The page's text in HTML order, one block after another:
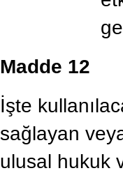
Madde 12
İşte
sağlayan
ulusal hukuk